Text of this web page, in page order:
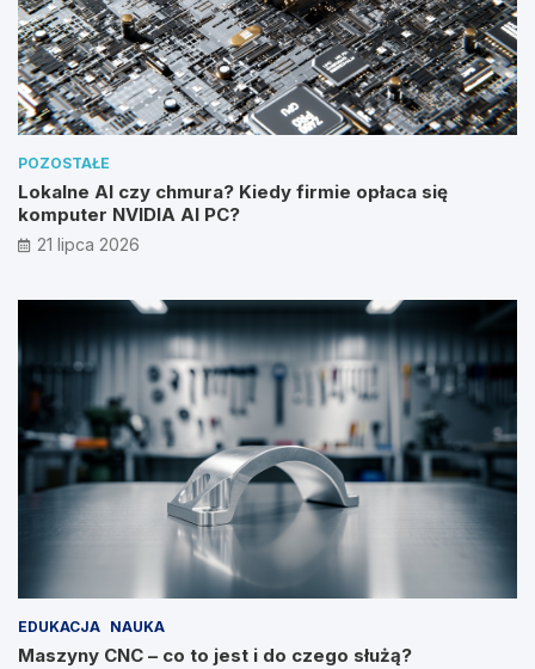
POZOSTAŁE
Lokalne AI czy chmura? Kiedy firmie opłaca się
komputer NVIDIA AI PC?
21 lipca 2026
EDUKACJA NAUKA
Maszyny CNC – co to jest i do czego służą?